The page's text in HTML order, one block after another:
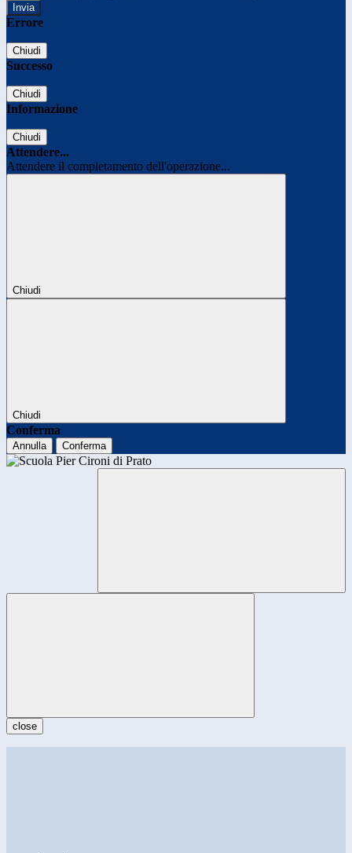
Errore
Chiudi
Successo
Chiudi
Informazione
Chiudi
Attendere...
Attendere il completamento dell'operazione...
Chiudi
Chiudi
Conferma
Annulla Conferma
close